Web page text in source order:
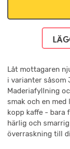
Låt mottagaren
i varianter såsom
Maderiafyllning
smak och en
kopp kaffe - bara
härlig och
överraskning till